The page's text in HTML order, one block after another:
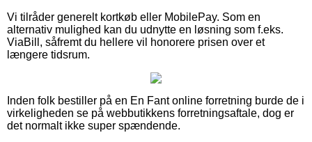
Vi tilråder generelt kortkøb eller MobilePay. Som en
alternativ mulighed kan du udnytte en løsning som f.eks.
ViaBill, såfremt du hellere vil honorere prisen over et
længere tidsrum.
Inden folk bestiller på en En Fant online forretning burde de i
virkeligheden se på webbutikkens forretningsaftale, dog er
det normalt ikke super spændende.